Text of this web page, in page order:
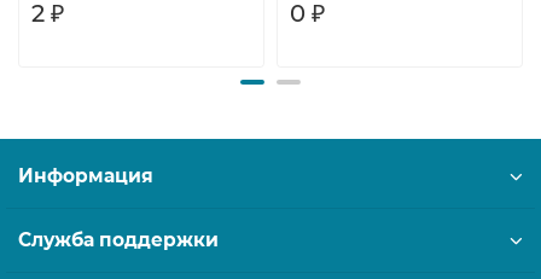
2 ₽ 0 ₽
Информация
Служба поддержки